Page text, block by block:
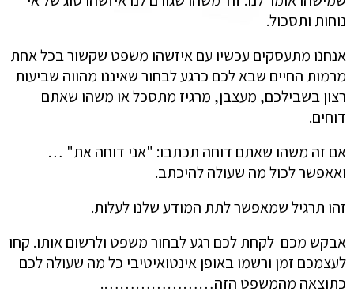
נוחות ותסכול.
אנחנו מתעסקים עכשיו עם איזשהו משפט שקשור בכל אחת
מרמות החיים שבא לכם כרגע לבחור שאיננו מהווה שביעות
רצון בשבילכם, מעצבן, מרגיז מתסכל או משהו שאתם
דוחים.
אם זה משהו שאתם דוחה תכתבו: "אני דוחה את" …
ואאפשר לכול מה שעולה להיכתב.
זהו תרגיל שמאפשר לתת המודע שלנו לעלות.
אבקש מכם לקחת לכם רגע לבחור משפט ולרשום אותו. קחו
לעצמכם זמן ורשמו באופן אינטואיטיבי כל מה שעולה לכם
כתוצאה מהמשפט הזה………………….